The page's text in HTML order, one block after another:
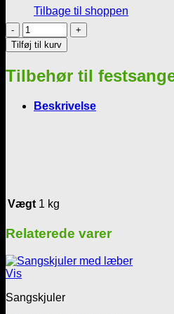
Tilbage til shoppen
0
Sangskjuler
til
Må
på
skinne
Tilføj til kurv
Tilbehør til
Beskrivelse
Vægt 1 kg
Relaterede varer
Vis
Sangskjuler